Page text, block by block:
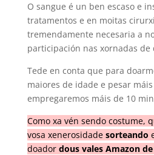
O sangue é un ben escaso e
tratamentos e en moitas
tremendamente necesaria a
participación nas xornadas de
Tede en conta que para
maiores de idade e pesar
empregaremos máis de 10
Como xa vén sendo costume,
vosa xenerosidade sorteando
doador dous vales Amazon de